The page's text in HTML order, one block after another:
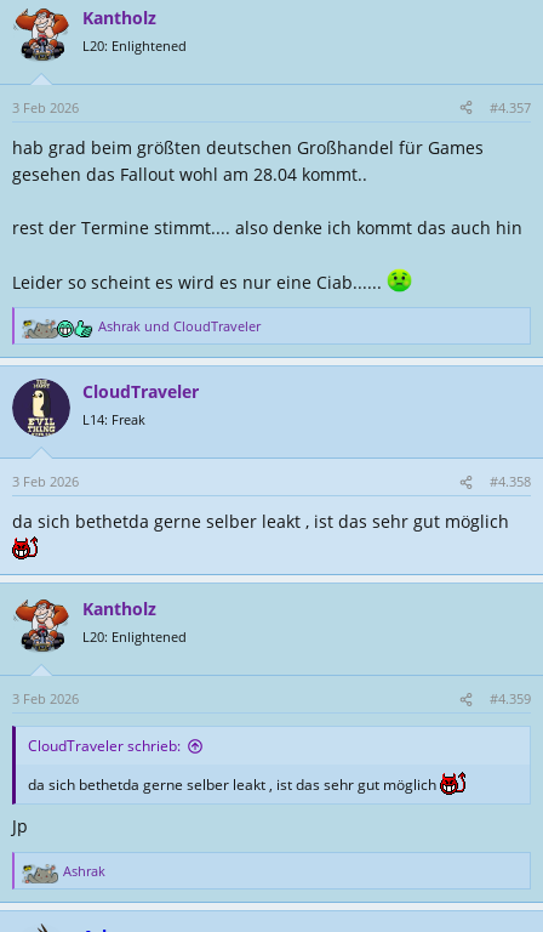
k
t
o
n
n
Kantholz
L20: Enlightened
3 Feb 2026 #4.357
hab grad beim größten deutschen Großhandel für Games
gesehen das Fallout wohl am 28.04 kommt..
rest der Termine stimmt.... also denke ich kommt das auch hin
Leider so scheint es wird es nur eine Ciab......
R
e
t
o
n
e
n
:
Ashrak und CloudTraveler
CloudTraveler
L14: Freak
3 Feb 2026 #4.358
da sich bethetda gerne selber leakt , ist das sehr gut möglich
Kantholz
L20: Enlightened
3 Feb 2026 #4.359
CloudTraveler schrieb:
da sich bethetda gerne selber leakt , ist das sehr gut möglich
Jp
R
e
Ashrak